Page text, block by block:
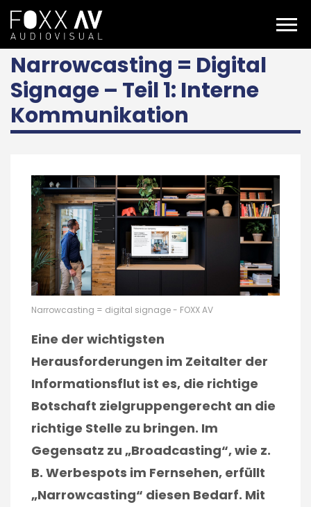
DE Über uns
Narrowcasting – interne Kommunikation
Narrowcasting = Digital
Signage – Teil 1: Interne
Kommunikation
Narrowcasting = digital signage - FOXX AV
Eine der wichtigsten
Herausforderungen im Zeitalter der
Informationsflut ist es, die richtige
Botschaft zielgruppengerecht an die
richtige Stelle zu bringen. Im
Gegensatz zu „Broadcasting“, wie z.
B. Werbespots im Fernsehen, erfüllt
„Narrowcasting“ diesen Bedarf. Mit